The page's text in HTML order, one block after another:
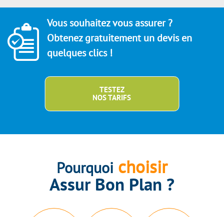
Vous souhaitez vous assurer ?
Obtenez gratuitement un devis en
quelques clics !
TESTEZ
NOS TARIFS
Pourquoi choisir
Assur Bon Plan ?